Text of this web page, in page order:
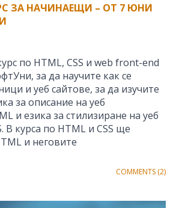
ЗА НАЧИНАЕЩИ – ОТ 7 ЮНИ
по HTML, CSS и web front-end
за да научите как се
и уеб сайтове, за да изучите
за описание на уеб
и езика за стилизиране на уеб
В курса по HTML и CSS ще
и неговите
COMMENTS (2)